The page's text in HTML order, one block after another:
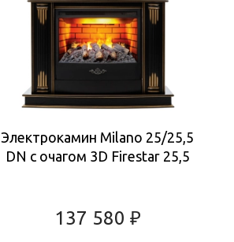
Электрокамин Milano 25/25,5
DN с очагом 3D Firestar 25,5
137 580 ₽